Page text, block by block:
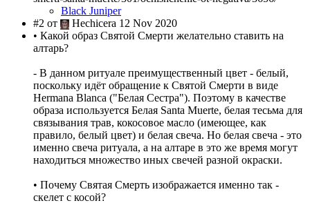
Black Juniper
#2 от
Hechicera 12 Nov 2020
• Какой образ Святой Смерти желательно ставить на
алтарь?
- В данном ритуале преимущественный цвет - белый,
поскольку идёт обращение к Святой Смерти в виде
Hermana Blanca ("Белая Сестра"). Поэтому в качестве
образа используется Белая Santa Muerte, белая тесьма для
связывания трав, кокосовое масло (имеющее, как
правило, белый цвет) и белая свеча. Но белая свеча - это
именно свеча ритуала, а на алтаре в это же время могут
находиться множество иных свечей разной окраски.
• Почему Святая Смерть изображается именно так -
скелет с косой?